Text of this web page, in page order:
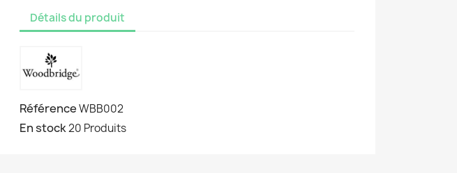
Détails du produit
RéférenceWBB002
En stock20 Produits